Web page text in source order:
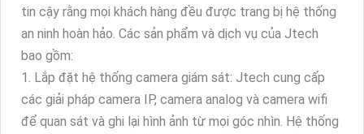
tin cậy rằng mọi khách hàng đều được trang bị hệ thống
an ninh hoàn hảo. Các sản phẩm và dịch vụ của Jtech
bao gồm:
1. Lắp đặt hệ thống camera giám sát: Jtech cung cấp
các giải pháp camera IP, camera analog và camera wifi
để quan sát và ghi lại hình ảnh từ mọi góc nhìn. Hệ thống